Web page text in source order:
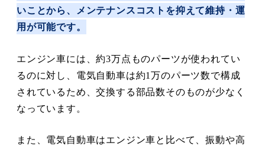
いことから、メンテナンスコストを抑えて維持・運
用が可能です。
エンジン車には、約3万点ものパーツが使われてい
るのに対し、電気自動車は約1万のパーツ数で構成
されているため、交換する部品数そのものが少なく
なっています。
また、電気自動車はエンジン車と比べて、振動や高